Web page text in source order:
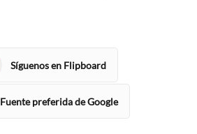
Síguenos en Flipboard
Fuente preferida de Google